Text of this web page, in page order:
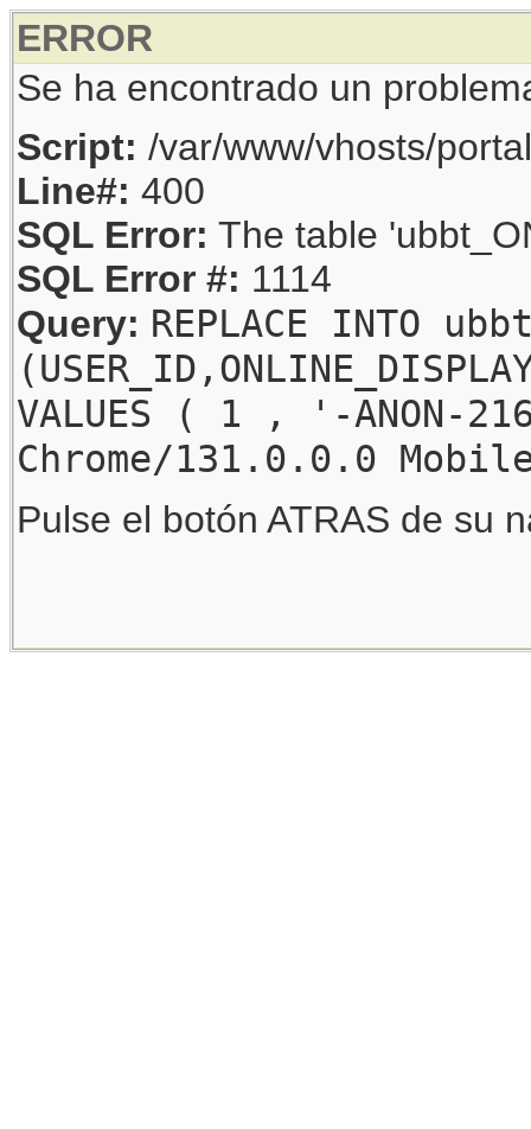
ERROR
Se ha encontrado un
Script: /var/www/vhosts/
Line#: 400
SQL Error: The table
SQL Error #: 1114
Query: REPLACE INTO
VALUES ( 1 , '-
Chrome/131.0.0.0
Pulse el botón ATRAS de su